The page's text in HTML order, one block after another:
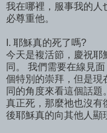
我在哪裡，服事我的人
必尊重他。
I. 耶穌真的死了嗎?
今天是複活節，慶祝耶
同。 我們需要在線見
個特別的崇拜，但是現
同的角度來看這個話
真正死，那麼祂也沒有
後耶穌真的向其他人顯